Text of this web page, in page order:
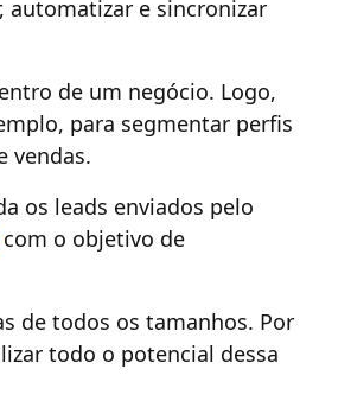
automatizar e sincronizar
de um negócio. Logo,
para segmentar perfis
vendas.
os leads enviados pelo
com o objetivo de
de todos os tamanhos. Por
todo o potencial dessa